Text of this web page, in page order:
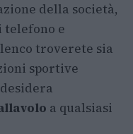
della società,
telefono e
troverete sia
sportive
a qualsiasi